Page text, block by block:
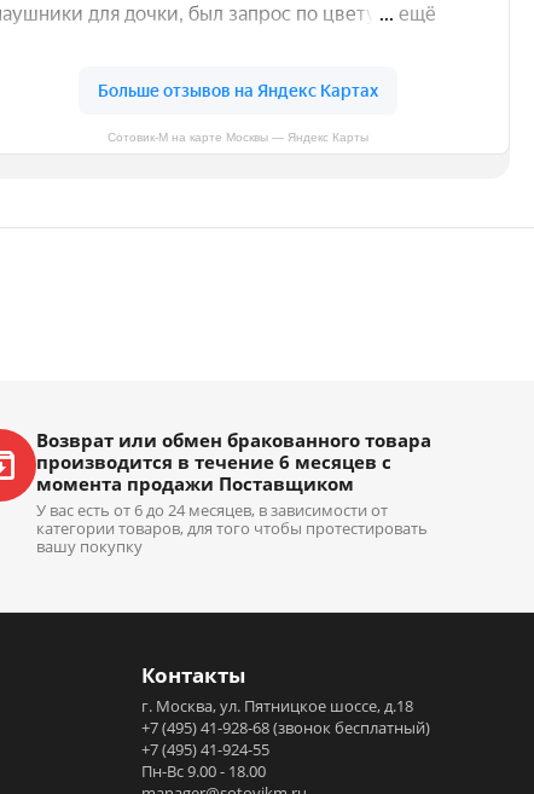
Сотовик-М на карте Москвы — Яндекс Карты
Возврат или обмен бракованного товара
производится в течение 6 месяцев с
момента продажи Поставщиком
У вас есть от 6 до 24 месяцев, в зависимости от
категории товаров, для того чтобы протестировать
вашу покупку
Контакты
г. Москва, ул. Пятницкое шоссе, д.18
+7 (495) 41-928-68(звонок бесплатный)
+7 (495) 41-924-55
Пн-Вс 9.00 - 18.00